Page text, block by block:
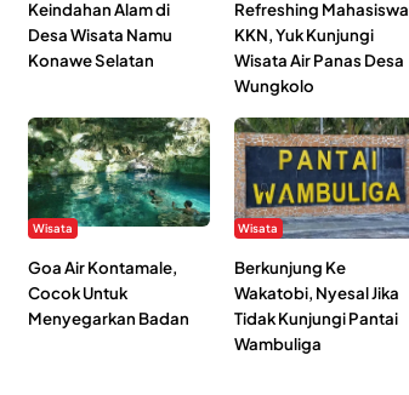
Keindahan Alam di
Desa Wisata Namu
Konawe Selatan
Refreshing Mahasiswa
KKN, Yuk Kunjungi
Wisata Air Panas Desa
Wungkolo
Wisata
Goa Air Kontamale,
Cocok Untuk
Menyegarkan Badan
Wisata
Berkunjung Ke
Wakatobi, Nyesal Jika
Tidak Kunjungi Pantai
Wambuliga